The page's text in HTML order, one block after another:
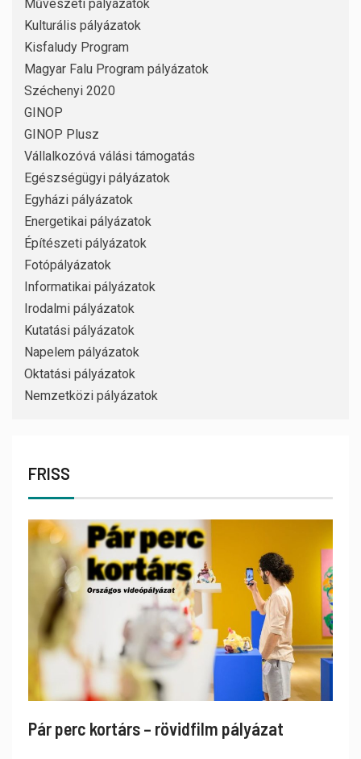
Művészeti pályázatok
Kulturális pályázatok
Kisfaludy Program
Magyar Falu Program pályázatok
Széchenyi 2020
GINOP
GINOP Plusz
Vállalkozóvá válási támogatás
Egészségügyi pályázatok
Egyházi pályázatok
Energetikai pályázatok
Építészeti pályázatok
Fotópályázatok
Informatikai pályázatok
Irodalmi pályázatok
Kutatási pályázatok
Napelem pályázatok
Oktatási pályázatok
Nemzetközi pályázatok
FRISS
Pár perc kortárs – rövidfilm pályázat